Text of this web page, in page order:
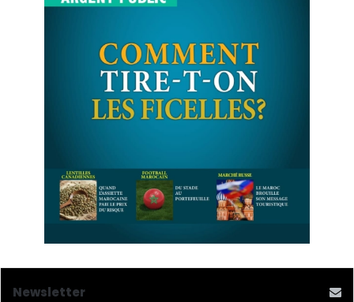
Newsletter